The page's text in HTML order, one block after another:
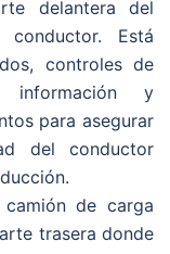
delantera del
Está
controles de
información y
para asegurar
del conductor
de carga
trasera donde